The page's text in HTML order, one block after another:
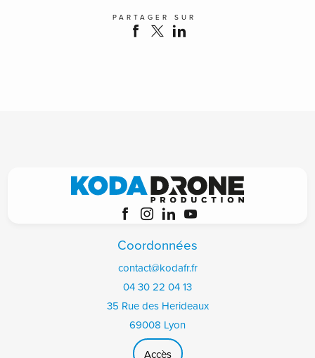
PARTAGER SUR
Coordonnées
contact@kodafr.fr
04 30 22 04 13
35 Rue des Herideaux
69008 Lyon
Accès